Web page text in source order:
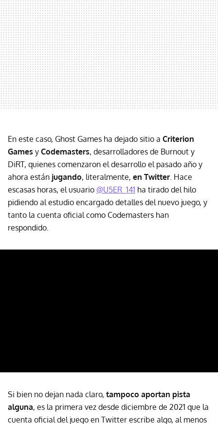
En este caso, Ghost Games ha dejado sitio a Criterion
Games y Codemasters, desarrolladores de Burnout y
DiRT, quienes comenzaron el desarrollo el pasado año y
ahora están jugando, literalmente, en Twitter . Hace
escasas horas, el usuario @U5ER_141 ha tirado del hilo
pidiendo al estudio encargado detalles del nuevo juego, y
tanto la cuenta oficial como Codemasters han
respondido.
Si bien no dejan nada claro, tampoco aportan pista
alguna, es la primera vez desde diciembre de 2021 que la
cuenta oficial del juego en Twitter escribe algo, al menos